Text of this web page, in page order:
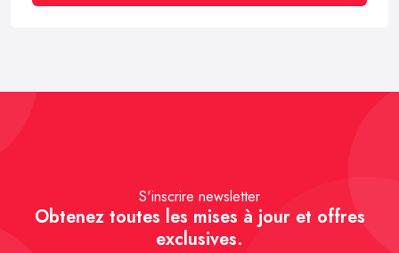
S'inscrire newsletter
Obtenez toutes les mises à jour et offres
exclusives.